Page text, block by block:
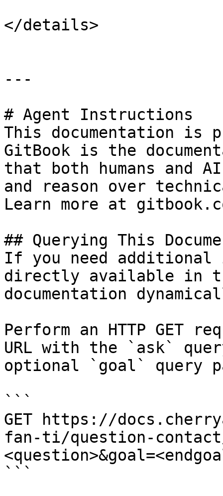
</details>
---
# Agent Instructions
This documentation is
GitBook is the
that both humans and
and reason over
Learn more at
## Querying This
If you need
directly available in
documentation
Perform an HTTP GET
URL with the `ask`
optional `goal` query
```
GET https://
fan-ti/question-contact/
```